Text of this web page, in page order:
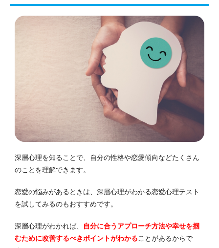
深層心理を知ることで、自分の性格や恋愛傾向などたくさん
のことを理解できます。
恋愛の悩みがあるときは、深層心理がわかる恋愛心理テスト
を試してみるのもおすすめです。
深層心理がわかれば、
自分に合うアプローチ方法や幸せを掴
むために改善するべきポイントがわかることがあるからで